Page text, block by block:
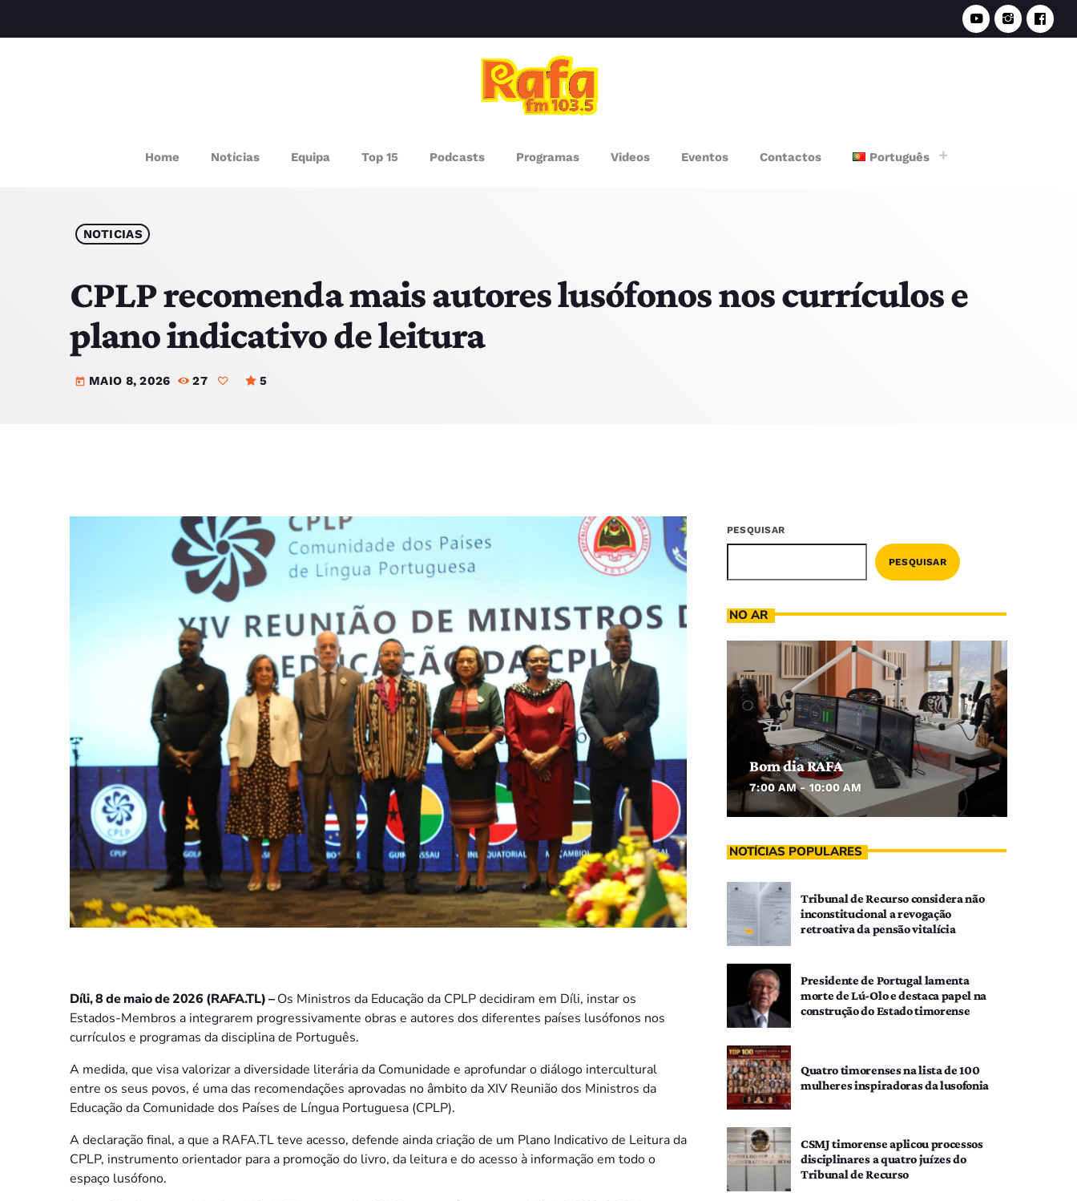
Home Notícias Equipa Top 15 Podcasts Programas Videos Eventos Contactos Português
PRÓXIMOS PROGRAMAS
Bom dia RAFA
7:00 AM - 10:00 AM
NOTICIAS
CPLP recomenda mais autores lusófonos nos currículos e
plano indicativo de leitura
today MAIO 8, 2026 27 5
Díli, 8 de maio de 2026 (RAFA.TL) –Os Ministros da Educação da CPLP decidiram em Díli, instar os
Estados-Membros a integrarem progressivamente obras e autores dos diferentes países lusófonos nos
currículos e programas da disciplina de Português.
A medida, que visa valorizar a diversidade literária da Comunidade e aprofundar o diálogo intercultural
entre os seus povos, é uma das recomendações aprovadas no âmbito da XIV Reunião dos Ministros da
Educação da Comunidade dos Países de Língua Portuguesa (CPLP).
A declaração final, a que a RAFA.TL teve acesso, defende ainda criação de um Plano Indicativo de Leitura da
CPLP, instrumento orientador para a promoção do livro, da leitura e do acesso à informação em todo o
espaço lusófono.
PESQUISAR
PESQUISAR
NO AR
Bom dia RAFA
7:00 AM - 10:00 AM
NOTÍCIAS POPULARES
Tribunal de Recurso considera não
inconstitucional a revogação
retroativa da pensão vitalícia
Presidente de Portugal lamenta
morte de Lú-Olo e destaca papel na
construção do Estado timorense
Quatro timorenses na lista de 100
mulheres inspiradoras da lusofonia
CSMJ timorense aplicou processos
disciplinares a quatro juízes do
Tribunal de Recurso